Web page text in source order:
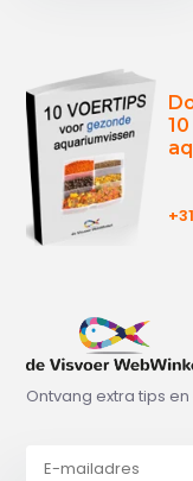
Ontvang extra tips